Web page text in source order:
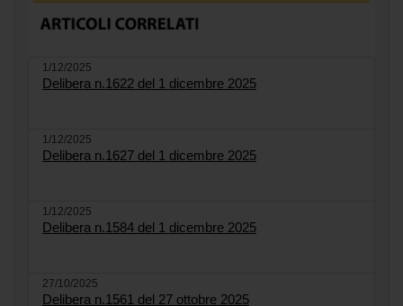
1/12/2025
Delibera n.1622 del 1 dicembre 2025
1/12/2025
Delibera n.1627 del 1 dicembre 2025
1/12/2025
Delibera n.1584 del 1 dicembre 2025
27/10/2025
Delibera n.1561 del 27 ottobre 2025